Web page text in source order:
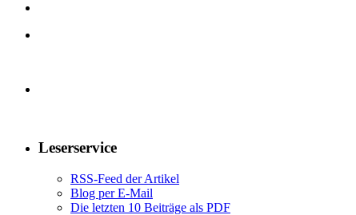
Leserservice
RSS-Feed der Artikel
Blog per E-Mail
Die letzten 10 Beiträge als PDF